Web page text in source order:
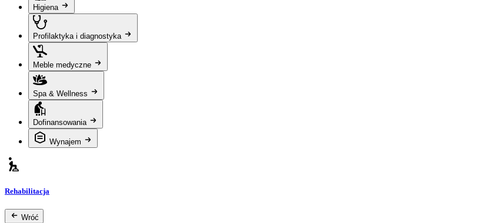
Higiena
Profilaktyka i diagnostyka
Meble medyczne
Spa & Wellness
Dofinansowania
Wynajem
Rehabilitacja
Wróć